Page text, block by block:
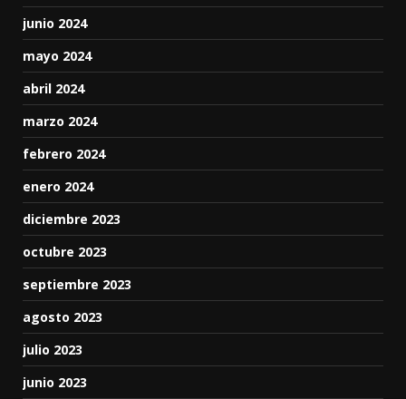
junio 2024
mayo 2024
abril 2024
marzo 2024
febrero 2024
enero 2024
diciembre 2023
octubre 2023
septiembre 2023
agosto 2023
julio 2023
junio 2023